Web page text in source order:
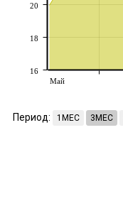
Май
16
18
20
Период: 1МЕС 3МЕС